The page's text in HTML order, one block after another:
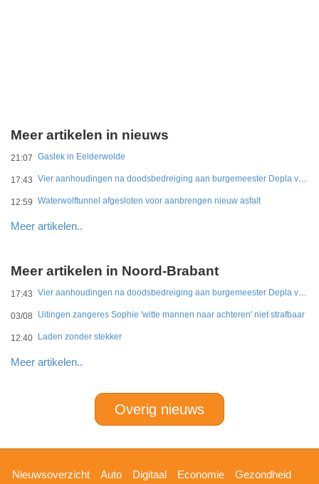
Meer artikelen in nieuws
21:07 Gaslek in Eelderwolde
17:43 Vier aanhoudingen na doodsbedreiging aan burgemeester Depla van Breda
12:59 Waterwolftunnel afgesloten voor aanbrengen nieuw asfalt
Meer artikelen..
Meer artikelen in Noord-Brabant
17:43 Vier aanhoudingen na doodsbedreiging aan burgemeester Depla van Breda
03/08 Uitingen zangeres Sophie 'witte mannen naar achteren' niet strafbaar
12:40 Laden zonder stekker
Meer artikelen..
Overig nieuws
Hoofdnavigatie
Nieuwsoverzicht Auto Digitaal Economie Gezondheid